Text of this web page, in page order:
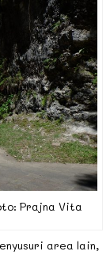
Prajna Vita
area lain,